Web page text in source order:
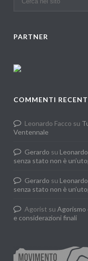
PARTNER
COMMENTI
Leonardo Facco su
Ventennale
Gerardo su
senza stato non è
Gerardo su
senza stato non è
Agorist suAgorismo
e considerazioni finali